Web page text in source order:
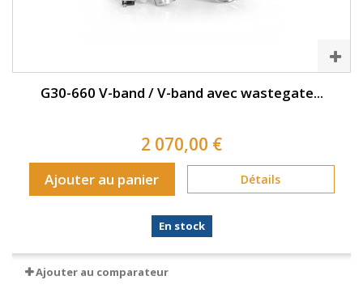
G30-660 V-band / V-band avec wastegate...
2 070,00 €
Ajouter au panier Détails
En stock
Ajouter au comparateur